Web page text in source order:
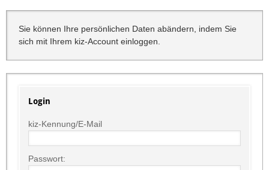
Sie können Ihre persönlichen Daten abändern, indem Sie
sich mit Ihrem kiz-Account einloggen.
Login
kiz-Kennung/E-Mail
Passwort: